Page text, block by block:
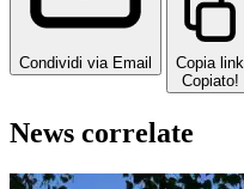
Condividi via Email
Copia link
Copiato!
News correlate